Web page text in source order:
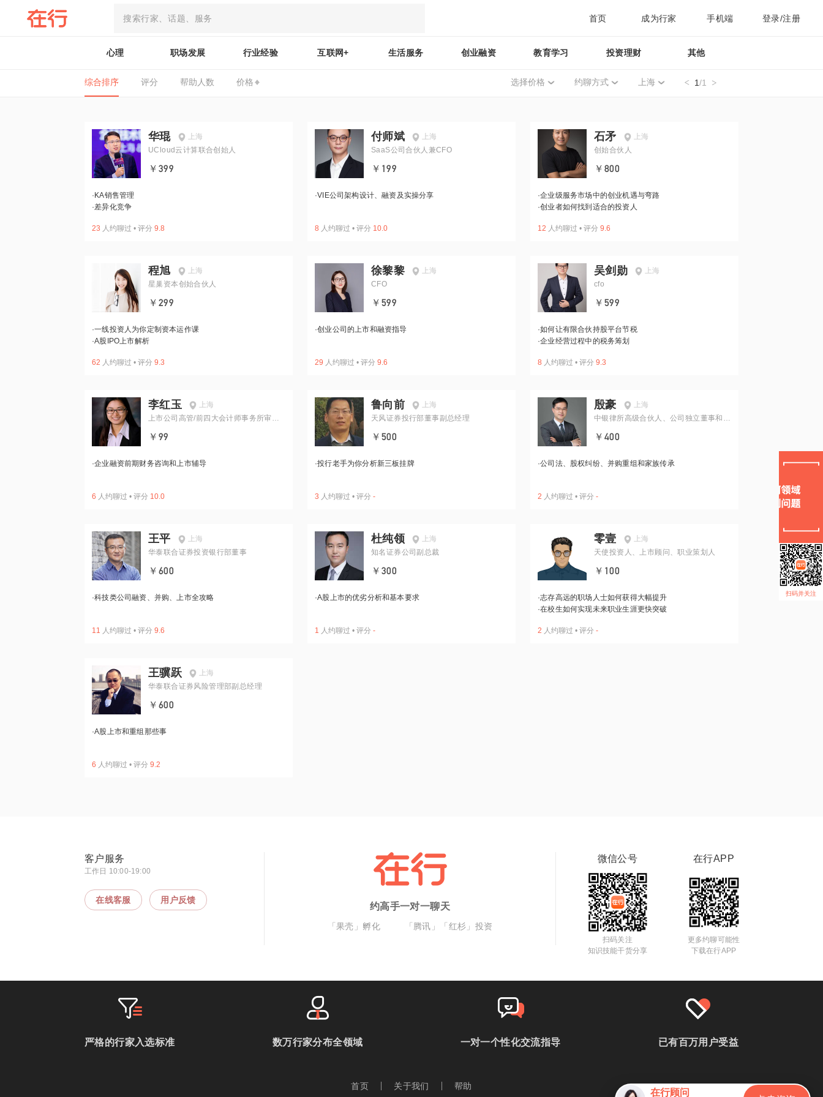
首页 成为行家 手机端 登录/注册
心理 职场发展 行业经验 互联网+ 生活服务 创业融资 教育学习 投资理财 其他
综合排序 评分 帮助人数 价格 选择价格 约聊方式 上海 1/1
华琨
上海
UCloud云计算联合创始人
￥399
· KA销售管理
·差异化竞争
23 人约聊过 • 评分 9.8
付师斌
上海
SaaS公司合伙人兼CFO
￥199
·VIE公司架构设计、融资及实操分享
8 人约聊过 • 评分 10.0
石矛
上海
创始合伙人
￥800
·企业级服务市场中的创业机遇与弯路
·创业者如何找到适合的投资人
12 人约聊过 • 评分 9.6
程旭
上海
星巢资本创始合伙人
￥299
·一线投资人为你定制资本运作课
·A股IPO上市解析
62 人约聊过 • 评分 9.3
徐黎黎
上海
CFO
￥599
·创业公司的上市和融资指导
29 人约聊过 • 评分 9.6
吴剑勋
上海
cfo
￥599
·如何让有限合伙持股平台节税
·企业经营过程中的税务筹划
8 人约聊过 • 评分 9.3
李红玉
上海
上市公司高管/前四大会计师事务所审计
￥99
·企业融资前期财务咨询和上市辅导
6 人约聊过 • 评分 10.0
鲁向前
上海
天风证券投行部董事副总经理
￥500
·投行老手为你分析新三板挂牌
3 人约聊过 • 评分 -
殷豪
上海
中银律所高级合伙人、公司独立董事和仲
￥400
·公司法、股权纠纷、并购重组和家族传承
2 人约聊过 • 评分 -
王平
上海
华泰联合证券投资银行部董事
￥600
·科技类公司融资、并购、上市全攻略
11 人约聊过 • 评分 9.6
杜纯领
上海
知名证券公司副总裁
￥300
·A股上市的优劣分析和基本要求
1 人约聊过 • 评分 -
零壹
上海
天使投资人、上市顾问、职业策划人
￥100
·志存高远的职场人士如何获得大幅提升
·在校生如何实现未来职业生涯更快突破
2 人约聊过 • 评分 -
王骥跃
上海
华泰联合证券风险管理部副总经理
￥600
·A股上市和重组那些事
6 人约聊过 • 评分 9.2
扫码并关注
在行顾问
客户服务
工作日 10:00-19:00
在线客服 用户反馈
约高手一对一聊天
「果壳」孵化 「腾讯」「红杉」投资
微信公号
扫码关注
知识技能干货分享
在行APP
更多约聊可能性
下载在行APP
严格的行家入选标准 数万行家分布全领域 一对一个性化交流指导 已有百万用户受益
首页 关于我们 帮助